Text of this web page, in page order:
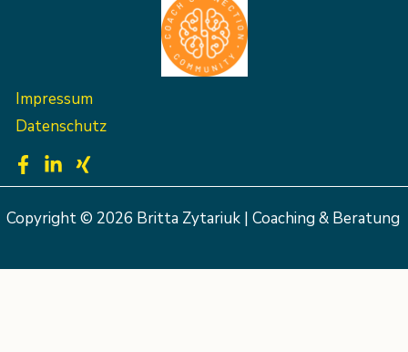
Impressum
Datenschutz
Copyright © 2026 Britta Zytariuk | Coaching & Beratung